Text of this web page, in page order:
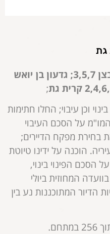
גת
ברחבת איבצן 3,5,7; גדעון בן יואש
;
וכן עיבוי; החלו חתימות
על הסכם העיבוי
בחירת מפקח הדיירים;
הוכנה על ידינו טיוטת
הסכם הפינוי בינוי,
המחוזית ביולי
הדיור המתוכננות נע בין